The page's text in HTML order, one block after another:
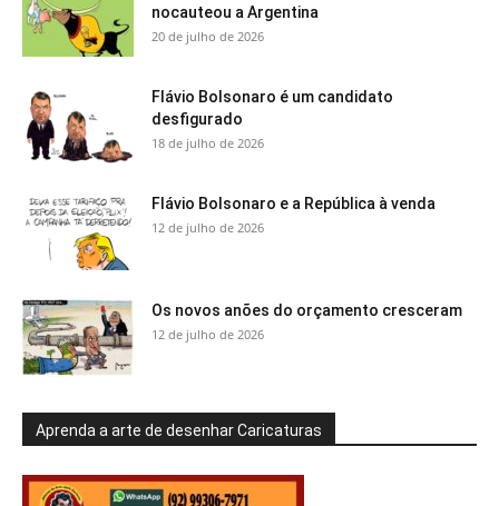
nocauteou a Argentina
20 de julho de 2026
Flávio Bolsonaro é um candidato
desfigurado
18 de julho de 2026
Flávio Bolsonaro e a República à venda
12 de julho de 2026
Os novos anões do orçamento cresceram
12 de julho de 2026
Aprenda a arte de desenhar Caricaturas